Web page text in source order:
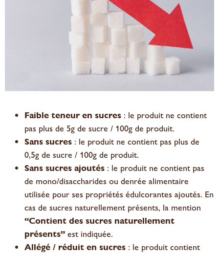
Faible teneur en sucres : le produit ne contient
pas plus de 5g de sucre / 100g de produit.
Sans sucres : le produit ne contient pas plus de
0,5g de sucre / 100g de produit.
Sans sucres ajoutés : le produit ne contient pas
de mono/disaccharides ou denrée alimentaire
utilisée pour ses propriétés édulcorantes ajoutés. En
cas de sucres naturellement présents, la mention
“Contient des sucres naturellement
présents” est indiquée.
Allégé / réduit en sucres : le produit contient